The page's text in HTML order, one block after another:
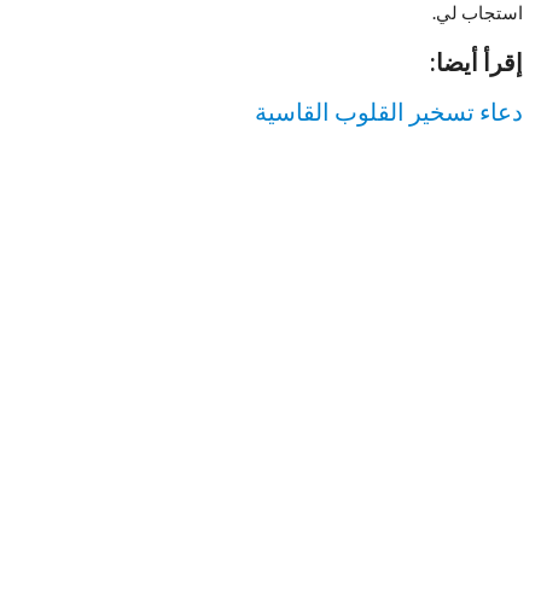
استجاب لي.
إقرأ أيضا:
دعاء تسخير القلوب القاسية